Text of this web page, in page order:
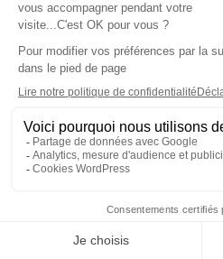
Téléchargez
Les cookies
Gestion des cookies
Crédit photos : ©Sud
Brigitte Lahaie
Brigitte Lahaie Sud Radio